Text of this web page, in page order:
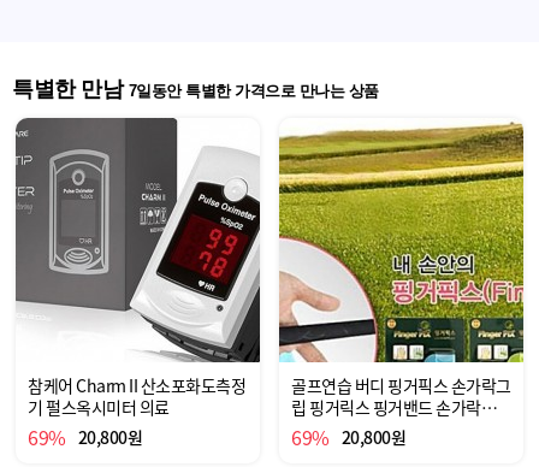
특별한 만남 7일동안 특별한 가격으로 만나는 상품
참케어 Charm II 산소포화도측정
기 펄스옥시미터 의료
69% 20,800원
골프연습 버디 핑거픽스 손가락그
립 핑거릭스 핑거밴드 손가락보호
밴드 스포츠용품 골프용품 골프
골프
69% 20,800원